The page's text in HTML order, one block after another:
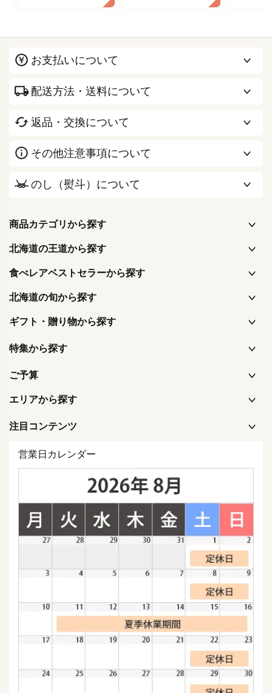
お支払いについて
配送方法・送料について
返品・交換について
その他注意事項について
のし（熨斗）について
商品カテゴリから探す
北海道の王道から探す
食べレアベストセラーから探す
北海道の旬から探す
ギフト・贈り物から探す
特集から探す
ご予算
エリアから探す
注目コンテンツ
営業日カレンダー